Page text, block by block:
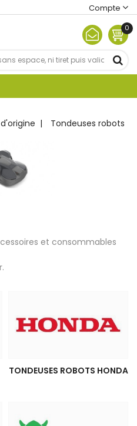
Compte
0
Tondeuses robots
et consommables
TONDEUSES ROBOTS HONDA